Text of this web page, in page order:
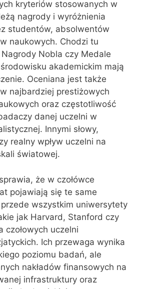
kryteriów stosowanych w
nagrody i wyróżnienia
studentów, absolwentów
naukowych. Chodzi tu
Nobla czy Medale
akademickim mają
Oceniana jest także
najbardziej prestiżowych
oraz częstotliwość
danej uczelni w
Innymi słowy,
realny wpływ uczelni na
światowej.
że w czołówce
pojawiają się te same
wszystkim uniwersytety
jak Harvard, Stanford czy
czołowych uczelni
Ich przewaga wynika
poziomu badań, ale
nakładów finansowych na
infrastruktury oraz